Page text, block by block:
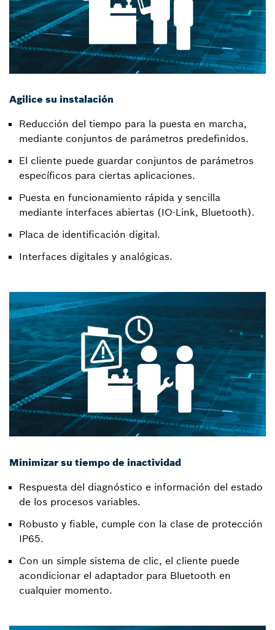
Agilice su instalación
Reducción del tiempo para la puesta en marcha,
mediante conjuntos de parámetros predefinidos.
El cliente puede guardar conjuntos de parámetros
específicos para ciertas aplicaciones.
Puesta en funcionamiento rápida y sencilla
mediante interfaces abiertas (IO-Link, Bluetooth).
Placa de identificación digital.
Interfaces digitales y analógicas.
Minimizar su tiempo de inactividad
Respuesta del diagnóstico e información del estado
de los procesos variables.
Robusto y fiable, cumple con la clase de protección
IP65.
Con un simple sistema de clic, el cliente puede
acondicionar el adaptador para Bluetooth en
cualquier momento.